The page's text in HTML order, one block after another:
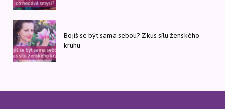
Bojíš se být sama sebou? Zkus sílu ženského
kruhu